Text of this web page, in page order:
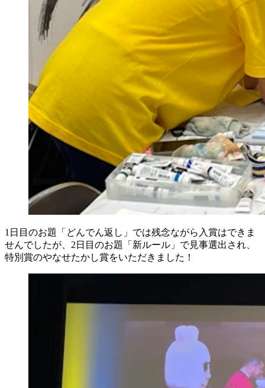
1日目のお題「どんでん返し」では残念ながら入賞はできま
せんでしたが、2日目のお題「新ルール」で見事選出され、
特別賞のやなせたかし賞をいただきました！